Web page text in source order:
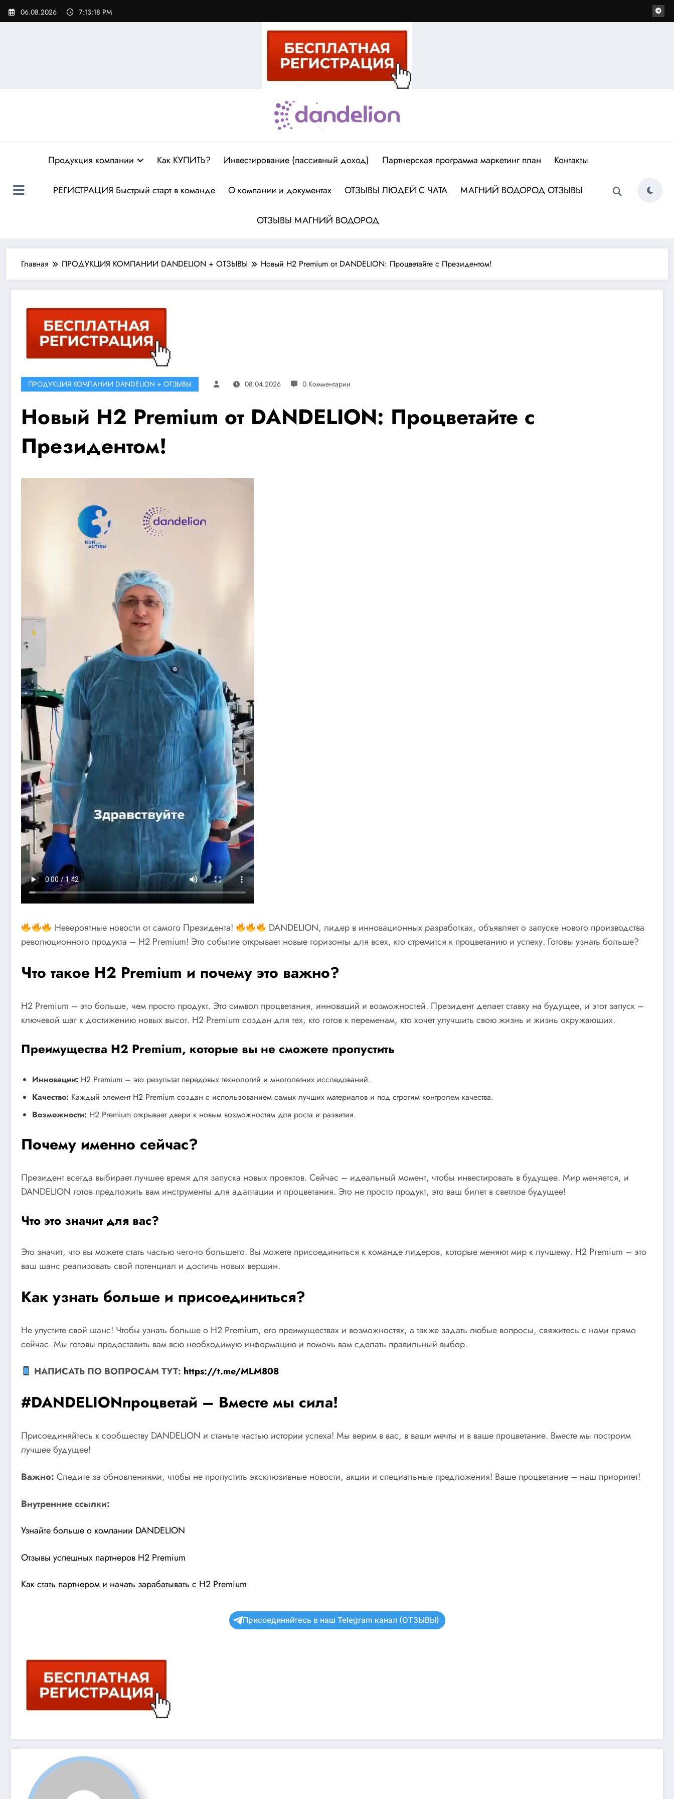
Перейти
06.08.2026 7:13:19 PM
Продукция компании Как КУПИТЬ? Инвестирование (пассивный доход) Партнерская программа маркетинг план Контакты
РЕГИСТРАЦИЯ Быстрый старт в команде О компании и документах ОТЗЫВЫ ЛЮДЕЙ С ЧАТА МАГНИЙ ВОДОРОД ОТЗЫВЫ
ОТЗЫВЫ МАГНИЙ ВОДОРОД
Главная ПРОДУКЦИЯ КОМПАНИИ DANDELION + ОТЗЫВЫ Новый H2 Premium от DANDELION: Процветайте с Президентом!
ПРОДУКЦИЯ КОМПАНИИ DANDELION + ОТЗЫВЫ 08.04.2026 0 Комментарии
Новый H2 Premium от DANDELION: Процветайте с
Президентом!
Невероятные новости от самого Президента!
DANDELION, лидер в инновационных разработках, объявляет о запуске нового производства
революционного продукта – H2 Premium! Это событие открывает новые горизонты для всех, кто стремится к процветанию и успеху. Готовы узнать больше?
Что такое H2 Premium и почему это важно?
H2 Premium – это больше, чем просто продукт. Это символ процветания, инноваций и возможностей. Президент делает ставку на будущее, и этот запуск –
ключевой шаг к достижению новых высот. H2 Premium создан для тех, кто готов к переменам, кто хочет улучшить свою жизнь и жизнь окружающих.
Преимущества H2 Premium, которые вы не сможете пропустить
Инновации: H2 Premium – это результат передовых технологий и многолетних исследований.
Качество: Каждый элемент H2 Premium создан с использованием самых лучших материалов и под строгим контролем качества.
Возможности: H2 Premium открывает двери к новым возможностям для роста и развития.
Почему именно сейчас?
Президент всегда выбирает лучшее время для запуска новых проектов. Сейчас – идеальный момент, чтобы инвестировать в будущее. Мир меняется, и
DANDELION готов предложить вам инструменты для адаптации и процветания. Это не просто продукт, это ваш билет в светлое будущее!
Что это значит для вас?
Это значит, что вы можете стать частью чего-то большего. Вы можете присоединиться к команде лидеров, которые меняют мир к лучшему. H2 Premium – это
ваш шанс реализовать свой потенциал и достичь новых вершин.
Как узнать больше и присоединиться?
Не упустите свой шанс! Чтобы узнать больше о H2 Premium, его преимуществах и возможностях, а также задать любые вопросы, свяжитесь с нами прямо
сейчас. Мы готовы предоставить вам всю необходимую информацию и помочь вам сделать правильный выбор.
НАПИСАТЬ ПО ВОПРОСАМ ТУТ: https://t.me/MLM808
#DANDELIONпроцветай – Вместе мы сила!
Присоединяйтесь к сообществу DANDELION и станьте частью истории успеха! Мы верим в вас, в ваши мечты и в ваше процветание. Вместе мы построим
лучшее будущее!
Важно: Следите за обновлениями, чтобы не пропустить эксклюзивные новости, акции и специальные предложения! Ваше процветание – наш приоритет!
Внутренние ссылки:
Узнайте больше о компании DANDELION
Отзывы успешных партнеров H2 Premium
Как стать партнером и начать зарабатывать с H2 Premium
Присоединяйтесь в наш Telegram канал (ОТЗЫВЫ)